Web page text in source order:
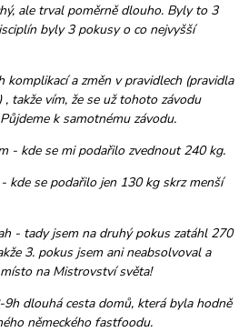
ale trval poměrně dlouho. Byly to 3
byly 3 pokusy o co nejvyšší
komplikací a změn v pravidlech (pravidla
takže vím, že se už tohoto závodu
k samotnému závodu.
- kde se mi podařilo zvednout 240 kg.
kde se podařilo jen 130 kg skrz menší
- tady jsem na druhý pokus zatáhl 270
3. pokus jsem ani neabsolvoval a
na Mistrovství světa!
9h dlouhá cesta domů, která byla hodně
německého fastfoodu.